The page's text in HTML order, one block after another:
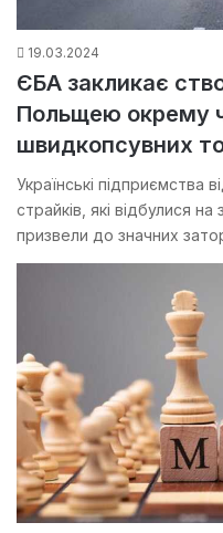
19.03.2024
ЄБА закликає
Польщею окрему
швидкопсувних
Українські підприємства
страйків, які відбулися
призвели до значних